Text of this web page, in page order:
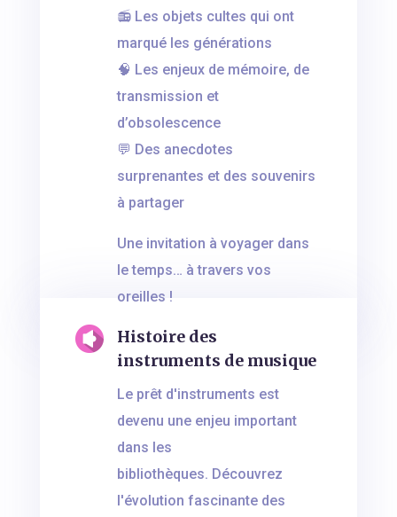
📻 Les objets cultes qui ont
marqué les générations
🧠 Les enjeux de mémoire, de
transmission et
d’obsolescence
💬 Des anecdotes
surprenantes et des souvenirs
à partager
Une invitation à voyager dans
le temps… à travers vos
oreilles !
Histoire des
instruments de musique
Le prêt d'instruments est
devenu une enjeu important
dans les
bibliothèques. Découvrez
l'évolution fascinante des